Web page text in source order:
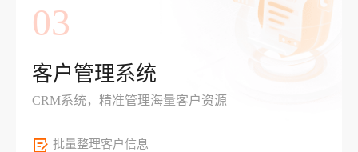
03
客户管理系统
CRM系统，精准管理海量客户资源
批量整理客户信息